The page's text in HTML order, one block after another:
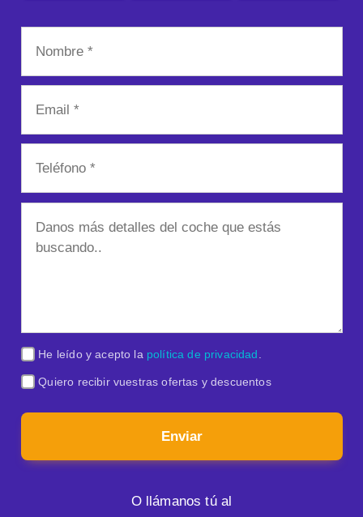
He leído y acepto la política de privacidad
Quiero recibir vuestras ofertas y descuentos
Enviar
O llámanos tú al